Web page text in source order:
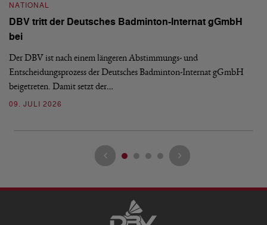
NATIONAL
DBV tritt der Deutsches Badminton-Internat gGmbH
bei
Der DBV ist nach einem längeren Abstimmungs- und
Entscheidungsprozess der Deutsches Badminton-Internat gGmbH
beigetreten. Damit setzt der…
09. JULI 2026